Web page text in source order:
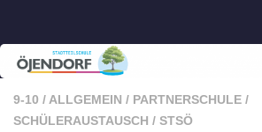
9-10 / ALLGEMEIN / PARTNERSCHULE /
SCHÜLERAUSTAUSCH / STSÖ